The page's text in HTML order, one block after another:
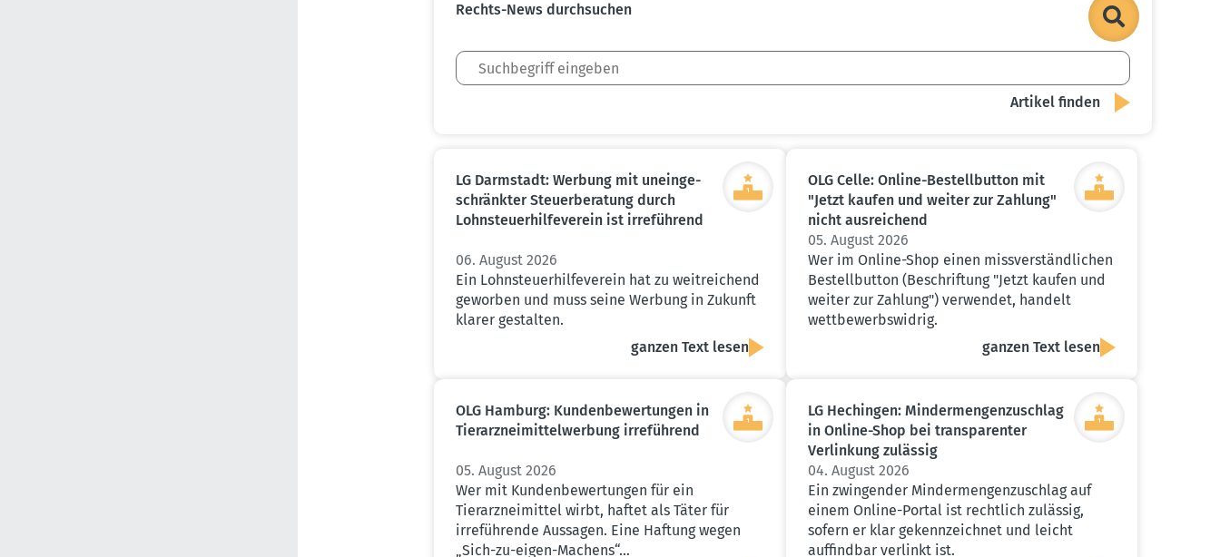
Rechts-News durch­suchen
LG Darmstadt: Werbung mit unein­ge­
schränkter Steuer­be­ratung durch
Lohnsteu­er­hil­fe­verein ist irreführend
06. August 2026
Ein Lohnsteuerhilfeverein hat zu weitreichend
geworben und muss seine Werbung in Zukunft
klarer gestalten.
ganzen Text lesen
OLG Celle: Online-Bestell­button mit
"Jetzt kaufen und weiter zur Zahlung"
nicht ausrei­chend
05. August 2026
Wer im Online-Shop einen missverständlichen
Bestellbutton (Beschriftung "Jetzt kaufen und
weiter zur Zahlung") verwendet, handelt
wettbewerbswidrig.
ganzen Text lesen
OLG Hamburg: Kunden­be­wer­tungen in
Tierarz­nei­mit­tel­werbung irreführend
05. August 2026
Wer mit Kundenbewertungen für ein
Tierarzneimittel wirbt, haftet als Täter für
irreführende Aussagen. Eine Haftung wegen
„Sich-zu-eigen-Machens“…
LG Hechingen: Minder­men­gen­zu­schlag
in Online-Shop bei trans­pa­renter
Verlinkung zulässig
04. August 2026
Ein zwingender Mindermengenzuschlag auf
einem Online-Portal ist rechtlich zulässig,
sofern er klar gekennzeichnet und leicht
auffindbar verlinkt ist.